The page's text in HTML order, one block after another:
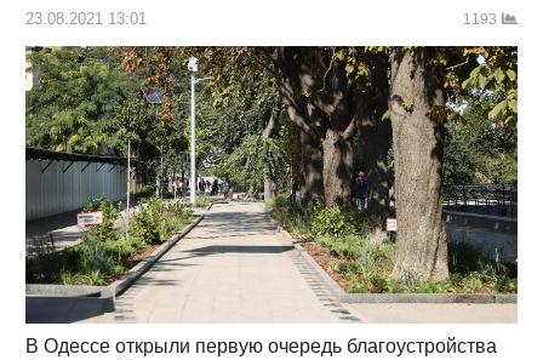
23.08.2021 13:01 1193
В Одессе открыли первую очередь благоустройства